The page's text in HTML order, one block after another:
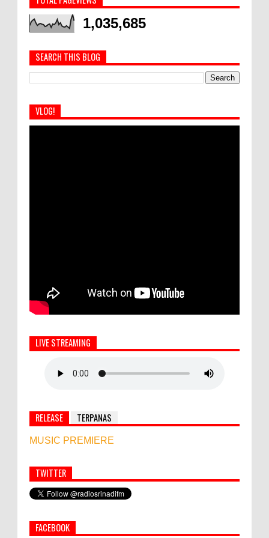
1,035,685
SEARCH THIS BLOG
VLOG!
LIVE STREAMING
RELEASE TERPANAS
MUSIC PREMIERE
Simbol Persahabatan, RI Bangun Islamic Centre di
Afghanistan
PEMKAB KLUNGKUNG GELAR PASAR
TWITTER
FACEBOOK